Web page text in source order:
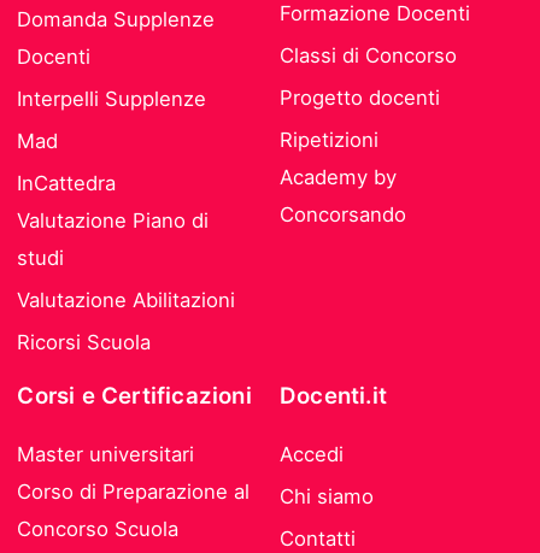
Domanda Supplenze
Docenti
Interpelli Supplenze
Mad
InCattedra
Valutazione Piano di
studi
Valutazione Abilitazioni
Ricorsi Scuola
Formazione Docenti
Classi di Concorso
Progetto docenti
Ripetizioni
Academy by
Concorsando
Corsi e Certificazioni
Master universitari
Corso di Preparazione al
Concorso Scuola
Docenti.it
Accedi
Chi siamo
Contatti